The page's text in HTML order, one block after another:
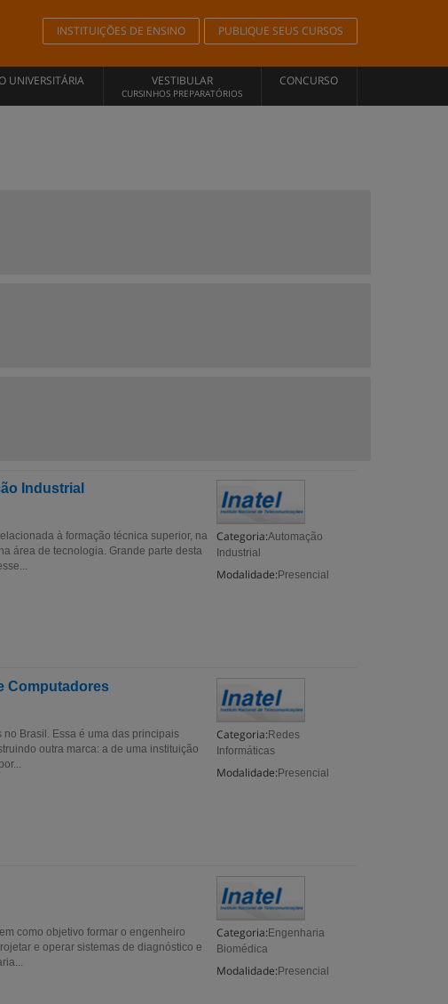
INSTITUIÇÕES DE ENSINO PUBLIQUE SEUS CURSOS
UNIVERSITÁRIA VESTIBULAR
CURSINHOS PREPARATÓRIOS
CONCURSO
Industrial
Categoria:Automação
Industrial
Modalidade: Presencial
à formação técnica superior, na
área de tecnologia. Grande parte desta
Computadores
Categoria: Redes
Informáticas
Modalidade: Presencial
Brasil. Essa é uma das principais
outra marca: a de uma instituição
Categoria: Engenharia
Biomédica
Modalidade: Presencial
como objetivo formar o engenheiro
e operar sistemas de diagnóstico e